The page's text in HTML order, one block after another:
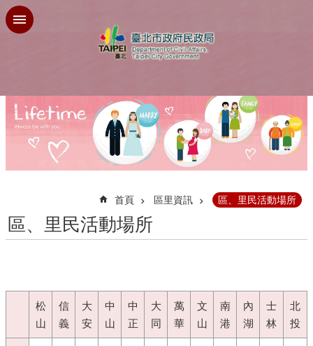
跳到主要內容區塊
首頁 區里資訊 區、里民活動場所
區、里民活動場所
松
山
信
義
大
安
中
山
中
正
大
同
萬
華
文
山
南
港
內
湖
士
林
北
投